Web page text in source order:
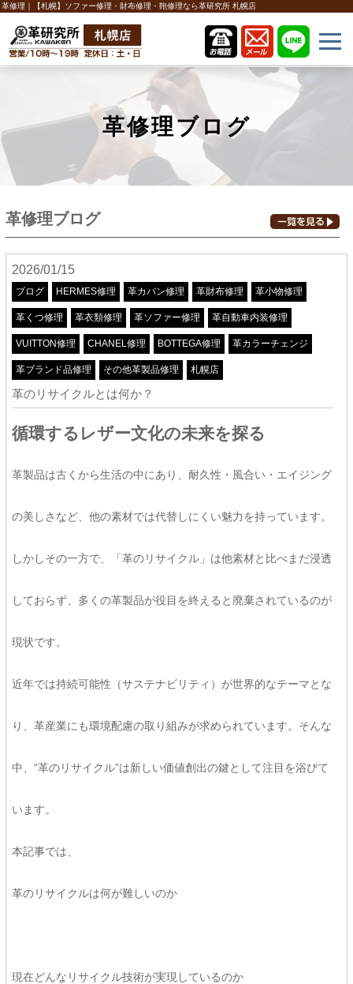
革修理｜【札幌】ソファー修理・財布修理・鞄修理なら革研究所 札幌店
革修理ブログ
革修理ブログ
2026/01/15
ブログ HERMES修理 革カバン修理 革財布修理 革小物修理
革くつ修理 革衣類修理 革ソファー修理 革自動車内装修理
VUITTON修理 CHANEL修理 BOTTEGA修理 革カラーチェンジ
革ブランド品修理 その他革製品修理 札幌店
革のリサイクルとは何か？
循環するレザー文化の未来を探る
革製品は古くから生活の中にあり、耐久性・風合い・エイジング
の美しさなど、他の素材では代替しにくい魅力を持っています。
しかしその一方で、「革のリサイクル」は他素材と比べまだ浸透
しておらず、多くの革製品が役目を終えると廃棄されているのが
現状です。
近年では持続可能性（サステナビリティ）が世界的なテーマとな
り、革産業にも環境配慮の取り組みが求められています。そんな
中、“革のリサイクル”は新しい価値創出の鍵として注目を浴びて
います。
本記事では、
革のリサイクルは何が難しいのか
現在どんなリサイクル技術が実現しているのか